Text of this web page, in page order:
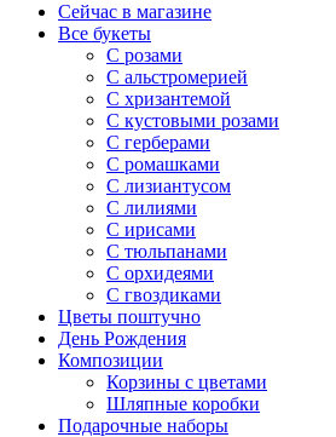
Сейчас в магазине
Все букеты
C розами
С альстромерией
С хризантемой
С кустовыми розами
С герберами
С ромашками
С лизиантусом
С лилиями
С ирисами
С тюльпанами
С орхидеями
С гвоздиками
Цветы поштучно
День Рождения
Композиции
Корзины с цветами
Шляпные коробки
Подарочные наборы